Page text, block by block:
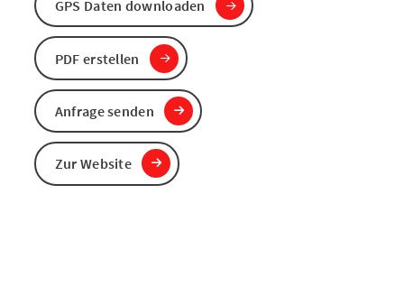
GPS Daten downloaden
PDF erstellen
Anfrage senden
Zur Website